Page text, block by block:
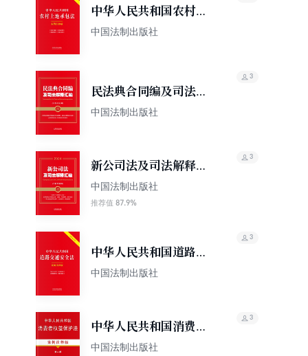
中华人民共和国农村土
地承包法：案例注释版
中国法制出版社
民法典合同编及司法解
释汇编（含指导案例）
中国法制出版社
3
新公司法及司法解释汇
编（含指导案例）
（2024年版）
中国法制出版社
推荐值 87.9%
3
中华人民共和国道路交
通安全法：案例注释版
中国法制出版社
3
中华人民共和国消费者
权益保护法（案例注释
中国法制出版社
3